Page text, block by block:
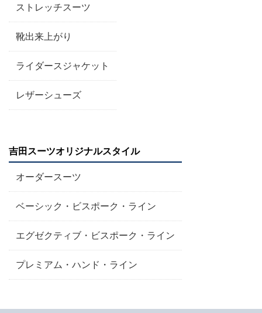
ストレッチスーツ
靴出来上がり
ライダースジャケット
レザーシューズ
吉田スーツオリジナルスタイル
オーダースーツ
ベーシック・ビスポーク・ライン
エグゼクティブ・ビスポーク・ライン
プレミアム・ハンド・ライン